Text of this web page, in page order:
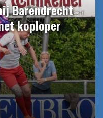
Barendrecht
koploper